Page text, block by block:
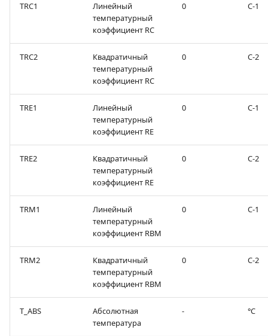
TRC1
Линейный
температурный
коэффициент RС
0 С-1
TRC2
Квадратичный
температурный
коэффициент RС
0 С-2
TRE1
Линейный
температурный
коэффициент RE
0 С-1
TRE2
Квадратичный
температурный
коэффициент RE
0 С-2
TRM1
Линейный
температурный
коэффициент RВМ
0 С-1
TRM2
Квадратичный
температурный
коэффициент RВМ
0 С-2
T_ABS
Абсолютная
температура
- °С